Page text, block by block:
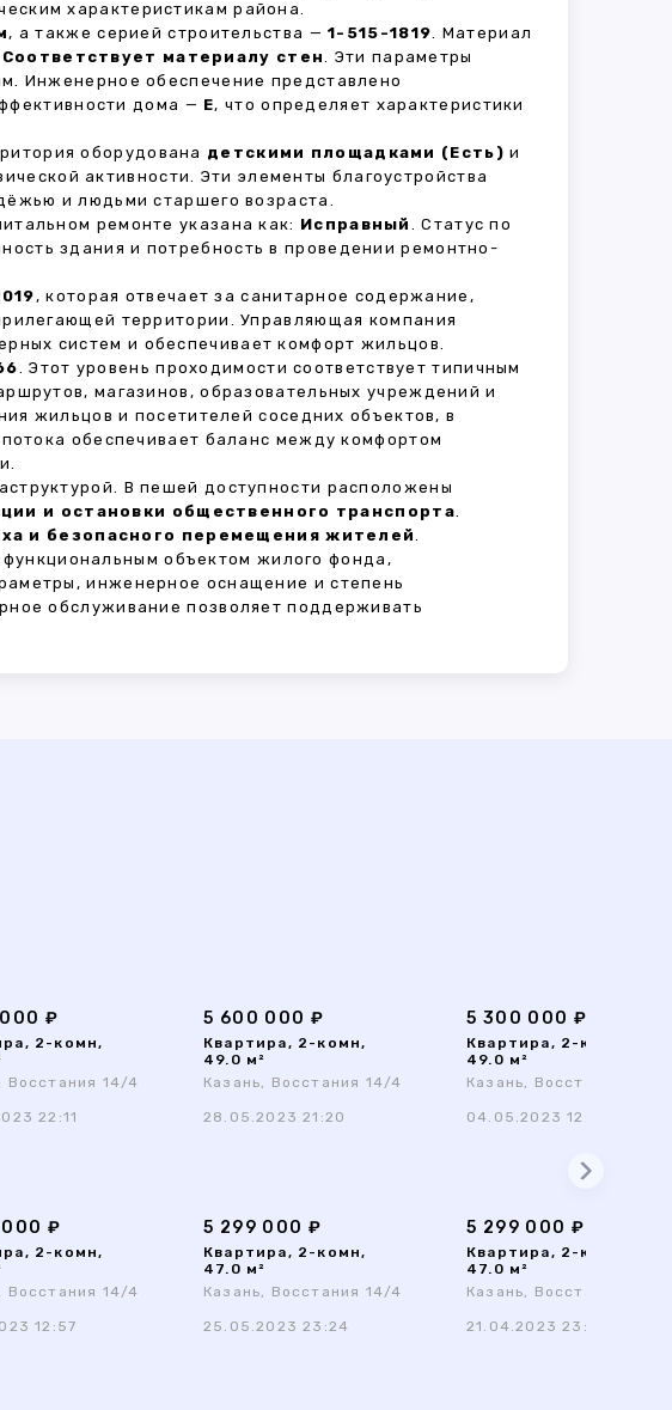
характеристикам района.
, а также серией строительства —1-515-1819. Материал
Соответствует материалу стен. Эти параметры
Инженерное обеспечение представлено
дома — E, что определяет характеристики
оборудована детскими площадками (Есть) и
активности. Эти элементы благоустройства
и людьми старшего возраста.
ремонте указана как: Исправный . Статус по
здания и потребность в проведении ремонтно-
, которая отвечает за санитарное содержание,
территории. Управляющая компания
систем и обеспечивает комфорт жильцов.
. Этот уровень проходимости соответствует типичным
магазинов, образовательных учреждений и
жильцов и посетителей соседних объектов, в
обеспечивает баланс между комфортом
В пешей доступности расположены
и остановки общественного транспорта.
и безопасного перемещения жителей.
функциональным объектом жилого фонда,
инженерное оснащение и степень
обслуживание позволяет поддерживать
₽
2-комн,
Восстания 14/4
22:11
5 600 000 ₽
Квартира, 2-комн,
49.0 м²
Казань, Восстания 14/4
28.05.2023 21:20
5 300 000 ₽
Квартира, 2-комн,
49.0 м²
Казань, Восстания 14/4
04.05.2023 12:06
₽
2-комн,
Восстания 14/4
12:57
5 299 000 ₽
Квартира, 2-комн,
47.0 м²
Казань, Восстания 14/4
25.05.2023 23:24
5 299 000 ₽
Квартира, 2-комн,
47.0 м²
Казань, Восстания 14/4
21.04.2023 23:19